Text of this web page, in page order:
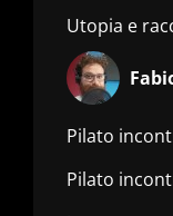
Utopia e
Pilato
Pilato